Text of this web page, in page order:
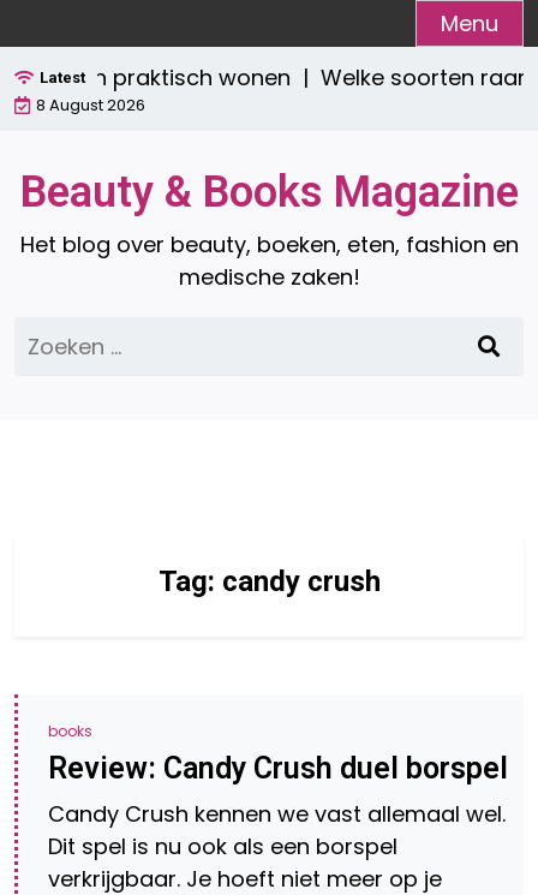
naar
de
inhoud
Menu
Latestén praktisch wonen | Welke soorten
8 August 2026
Beauty & Books Magazine
Het blog over beauty, boeken, eten, fashion en
medische zaken!
Zoeken
naar:
Tag: candy crush
books
Review: Candy Crush duel borspel
Candy Crush kennen we vast allemaal wel.
Dit spel is nu ook als een borspel
verkrijgbaar. Je hoeft niet meer op je